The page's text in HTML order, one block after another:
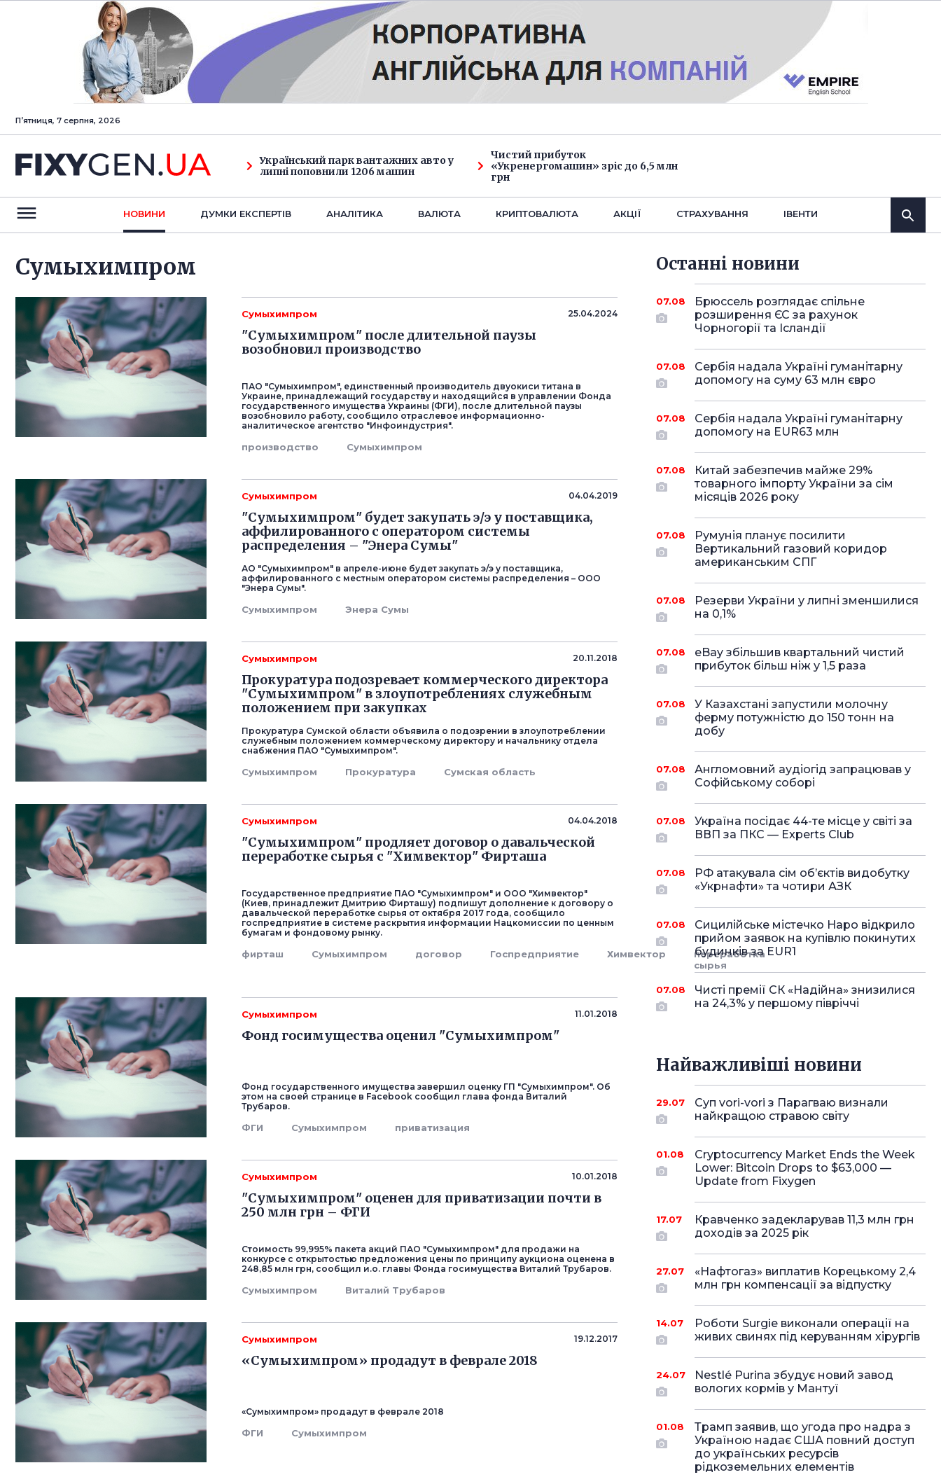
Пʼятниця, 7 серпня, 2026
Український парк вантажних авто у
липні поповнили 1206 машин
Чистий прибуток
«Укренергомашин» зріс до 6,5 млн
грн
НОВИНИ ДУМКИ ЕКСПЕРТIВ АНАЛIТИКА ВАЛЮТА КРИПТОВАЛЮТА АКЦІЇ СТРАХУВАННЯ IВЕНТИ
Сумыхимпром
Сумыхимпром 25.04.2024
"Сумыхимпром" после длительной паузы
возобновил производство
ПАО "Сумыхимпром", единственный производитель двуокиси титана в
Украине, принадлежащий государству и находящийся в управлении Фонда
государственного имущества Украины (ФГИ), после длительной паузы
возобновило работу, сообщило отраслевое информационно-
аналитическое агентство "Инфоиндустрия".
производство Сумыхимпром
Сумыхимпром 04.04.2019
"Сумыхимпром" будет закупать э/э у поставщика,
аффилированного с оператором системы
распределения – "Энера Сумы"
АО "Сумыхимпром" в апреле-июне будет закупать э/э у поставщика,
аффилированного с местным оператором системы распределения – ООО
"Энера Сумы".
Сумыхимпром Энера Сумы
Сумыхимпром 20.11.2018
Прокуратура подозревает коммерческого директора
"Сумыхимпром" в злоупотреблениях служебным
положением при закупках
Прокуратура Сумской области объявила о подозрении в злоупотреблении
служебным положением коммерческому директору и начальнику отдела
снабжения ПАО "Сумыхимпром".
Сумыхимпром Прокуратура Сумская область
Сумыхимпром 04.04.2018
"Сумыхимпром" продляет договор о давальческой
переработке сырья с "Химвектор" Фирташа
Государственное предприятие ПАО "Сумыхимпром" и ООО "Химвектор"
(Киев, принадлежит Дмитрию Фирташу) подпишут дополнение к договору о
давальческой переработке сырья от октября 2017 года, сообщило
госпредприятие в системе раскрытия информации Нацкомиссии по ценным
бумагам и фондовому рынку.
фирташ Сумыхимпром договор Госпредприятие Химвектор
переработка
сырья
Сумыхимпром 11.01.2018
Фонд госимущества оценил "Сумыхимпром"
Фонд государственного имущества завершил оценку ГП "Сумыхимпром". Об
этом на своей странице в Facebook сообщил глава фонда Виталий
Трубаров.
ФГИ Сумыхимпром приватизация
Сумыхимпром 10.01.2018
"Сумыхимпром" оценен для приватизации почти в
250 млн грн – ФГИ
Стоимость 99,995% пакета акций ПАО "Сумыхимпром" для продажи на
конкурсе с открытостью предложения цены по принципу аукциона оценена в
248,85 млн грн, сообщил и.о. главы Фонда госимущества Виталий Трубаров.
Сумыхимпром Виталий Трубаров
Сумыхимпром 19.12.2017
«Сумыхимпром» продадут в феврале 2018
«Сумыхимпром» продадут в феврале 2018
ФГИ Сумыхимпром
Останнi новини
07.08
Брюссель розглядає спільне
розширення ЄС за рахунок
Чорногорії та Ісландії
07.08
Сербія надала Україні гуманітарну
допомогу на суму 63 млн євро
07.08
Сербія надала Україні гуманітарну
допомогу на EUR63 млн
07.08
Китай забезпечив майже 29%
товарного імпорту України за сім
місяців 2026 року
07.08
Румунія планує посилити
Вертикальний газовий коридор
американським СПГ
07.08
Резерви України у липні зменшилися
на 0,1%
07.08
eBay збільшив квартальний чистий
прибуток більш ніж у 1,5 раза
07.08
У Казахстані запустили молочну
ферму потужністю до 150 тонн на
добу
07.08
Англомовний аудіогід запрацював у
Софійському соборі
07.08
Україна посідає 44-те місце у світі за
ВВП за ПКС — Experts Club
07.08
РФ атакувала сім об’єктів видобутку
«Укрнафти» та чотири АЗК
07.08
Сицилійське містечко Наро відкрило
прийом заявок на купівлю покинутих
будинків за EUR1
07.08
Чисті премії СК «Надійна» знизилися
на 24,3% у першому півріччі
Найважливіші новини
29.07
Суп vori-vori з Парагваю визнали
найкращою стравою світу
01.08
Cryptocurrency Market Ends the Week
Lower: Bitcoin Drops to $63,000 —
Update from Fixygen
17.07
Кравченко задекларував 11,3 млн грн
доходів за 2025 рік
27.07
«Нафтогаз» виплатив Корецькому 2,4
млн грн компенсації за відпустку
14.07
Роботи Surgie виконали операції на
живих свинях під керуванням хірургів
24.07
Nestlé Purina збудує новий завод
вологих кормів у Мантуї
01.08
Трамп заявив, що угода про надра з
Україною надає США повний доступ
до українських ресурсів
рідкоземельних елементів